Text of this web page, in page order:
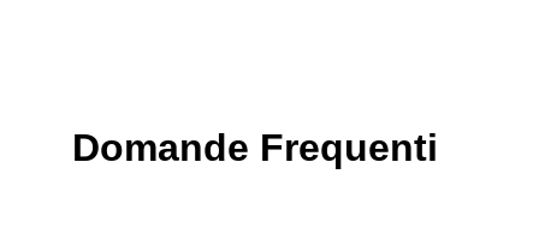
Domande Frequenti